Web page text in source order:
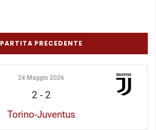
PARTITA PRECEDENTE
24 Maggio 2026
2 - 2
Torino-Juventus